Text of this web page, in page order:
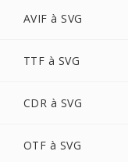
AVIF à SVG
TTF à SVG
CDR à SVG
OTF à SVG